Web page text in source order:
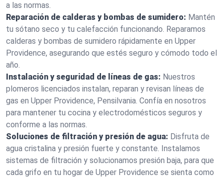
a las normas.
Reparación de calderas y bombas de sumidero: Mantén
tu sótano seco y tu calefacción funcionando. Reparamos
calderas y bombas de sumidero rápidamente en Upper
Providence, asegurando que estés seguro y cómodo todo el
año.
Instalación y seguridad de líneas de gas: Nuestros
plomeros licenciados instalan, reparan y revisan líneas de
gas en Upper Providence, Pensilvania. Confía en nosotros
para mantener tu cocina y electrodomésticos seguros y
conforme a las normas.
Soluciones de filtración y presión de agua: Disfruta de
agua cristalina y presión fuerte y constante. Instalamos
sistemas de filtración y solucionamos presión baja, para que
cada grifo en tu hogar de Upper Providence se sienta como